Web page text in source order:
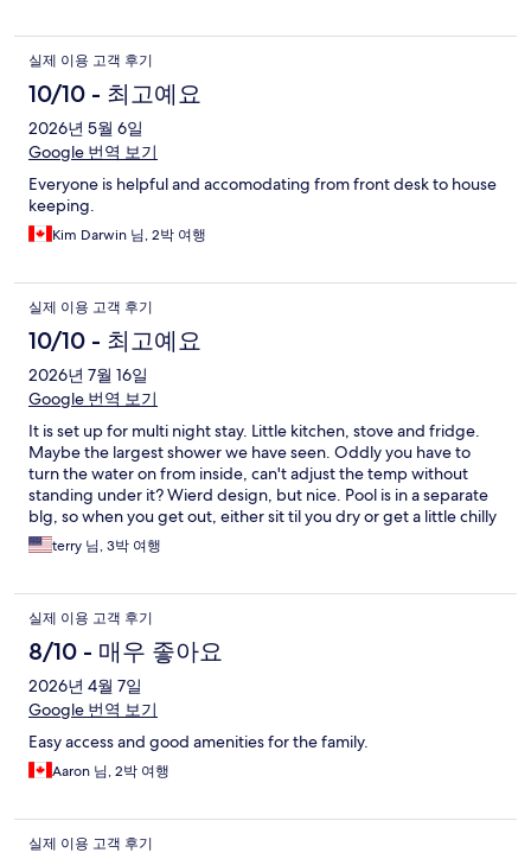
실제 이용 고객 후기
10/10 - 최고예요
2026년 5월 6일
Google 번역 보기
Everyone is helpful and accomodating from front desk to house
keeping.
Kim Darwin 님, 2박 여행
실제 이용 고객 후기
10/10 - 최고예요
2026년 7월 16일
Google 번역 보기
It is set up for multi night stay. Little kitchen, stove and fridge.
Maybe the largest shower we have seen. Oddly you have to
turn the water on from inside, can't adjust the temp without
standing under it? Wierd design, but nice. Pool is in a separate
blg, so when you get out, either sit til you dry or get a little chilly
getting back to your room
terry 님, 3박 여행
실제 이용 고객 후기
8/10 - 매우 좋아요
2026년 4월 7일
Google 번역 보기
Easy access and good amenities for the family.
Aaron 님, 2박 여행
실제 이용 고객 후기